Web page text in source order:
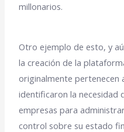
millonarios.
Otro ejemplo de esto, y
la creación de la
originalmente pertenecen
identificaron la necesidad
empresas para
control sobre su estado